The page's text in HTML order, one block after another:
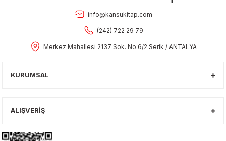
info@kansukitap.com
(242) 722 29 79
Merkez Mahallesi 2137 Sok. No:6/2 Serik / ANTALYA
KURUMSAL
ALIŞVERİŞ